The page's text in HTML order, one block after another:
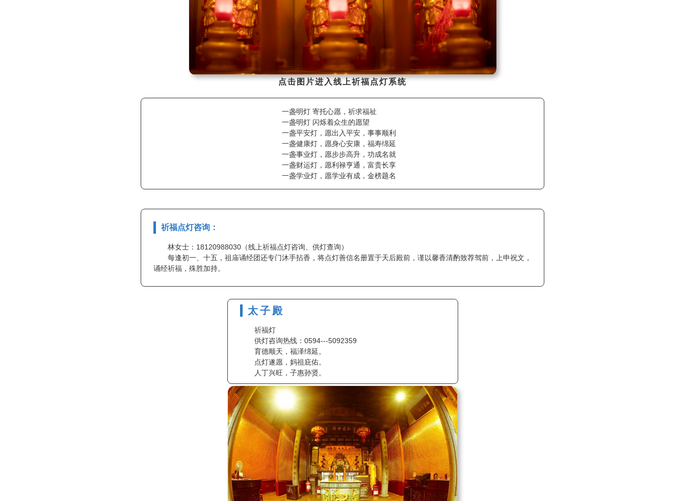
点击图片进入线上祈福点灯系统
一盏明灯 寄托心愿，祈求福祉
一盏明灯 闪烁着众生的愿望
一盏平安灯，愿出入平安，事事顺利
一盏健康灯，愿身心安康，福寿绵延
一盏事业灯，愿步步高升，功成名就
一盏财运灯，愿利禄亨通，富贵长享
一盏学业灯，愿学业有成，金榜题名
祈福点灯咨询：
林女士：18120988030（线上祈福点灯咨询、供灯查询）
每逢初一、十五，祖庙诵经团还专门沐手拈香，将点灯善信名册置于天后殿前，谨以馨香清酌致荐驾前，上申祝文，
诵经祈福，殊胜加持。
太子殿
祈福灯
供灯咨询热线：0594---5092359
育德顺天，福泽绵延。
点灯遂愿，妈祖庇佑。
人丁兴旺，子惠孙贤。